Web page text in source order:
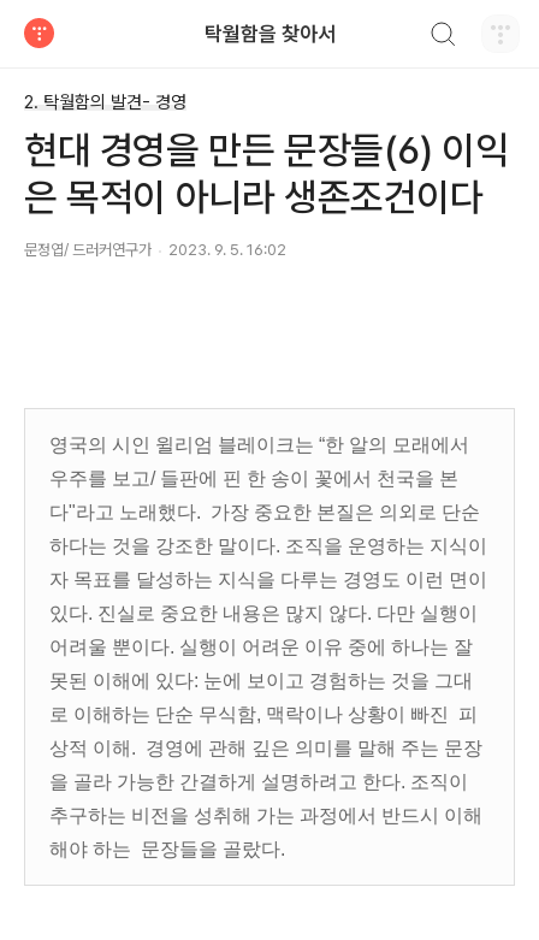
탁월함을 찾아서
2. 탁월함의 발견- 경영
현대 경영을 만든 문장들(6) 이익
은 목적이 아니라 생존조건이다
문정엽/ 드러커연구가 2023. 9. 5. 16:02
영국의 시인 윌리엄 블레이크는 “한 알의 모래에서
우주를 보고/ 들판에 핀 한 송이 꽃에서 천국을 본
다"라고 노래했다. 가장 중요한 본질은 의외로 단순
하다는 것을 강조한 말이다. 조직을 운영하는 지식이
자 목표를 달성하는 지식을 다루는 경영도 이런 면이
있다. 진실로 중요한 내용은 많지 않다. 다만 실행이
어려울 뿐이다. 실행이 어려운 이유 중에 하나는 잘
못된 이해에 있다: 눈에 보이고 경험하는 것을 그대
로 이해하는 단순 무식함, 맥락이나 상황이 빠진 피
상적 이해. 경영에 관해 깊은 의미를 말해 주는 문장
을 골라 가능한 간결하게 설명하려고 한다. 조직이
추구하는 비전을 성취해 가는 과정에서 반드시 이해
해야 하는 문장들을 골랐다.